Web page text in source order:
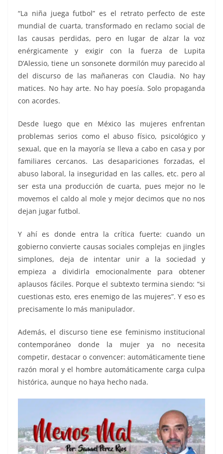
“La niña juega futbol” es el retrato perfecto de este
mundial de cuarta, transformado en reclamo social de
las causas perdidas, pero en lugar de alzar la voz
enérgicamente y exigir con la fuerza de Lupita
D’Alessio, tiene un sonsonete dormilón muy parecido al
del discurso de las mañaneras con Claudia. No hay
matices. No hay arte. No hay poesía. Solo propaganda
con acordes.
Desde luego que en México las mujeres enfrentan
problemas serios como el abuso físico, psicológico y
sexual, que en la mayoría se lleva a cabo en casa y por
familiares cercanos. Las desapariciones forzadas, el
abuso laboral, la inseguridad en las calles, etc. pero al
ser esta una producción de cuarta, pues mejor no le
movemos el caldo al mole y mejor decimos que no nos
dejan jugar futbol.
Y ahí es donde entra la crítica fuerte: cuando un
gobierno convierte causas sociales complejas en jingles
simplones, deja de intentar unir a la sociedad y
empieza a dividirla emocionalmente para obtener
aplausos fáciles. Porque el subtexto termina siendo: “si
cuestionas esto, eres enemigo de las mujeres”. Y eso es
precisamente lo más manipulador.
Además, el discurso tiene ese feminismo institucional
contemporáneo donde la mujer ya no necesita
competir, destacar o convencer: automáticamente tiene
razón moral y el hombre automáticamente carga culpa
histórica, aunque no haya hecho nada.